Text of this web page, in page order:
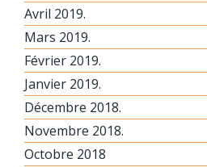
Avril 2019.
Mars 2019.
Février 2019.
Janvier 2019.
Décembre 2018.
Novembre 2018.
Octobre 2018